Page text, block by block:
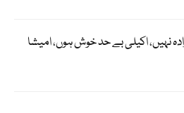
نہیں، اکیلی بے حد خوش ہوں، امیشا